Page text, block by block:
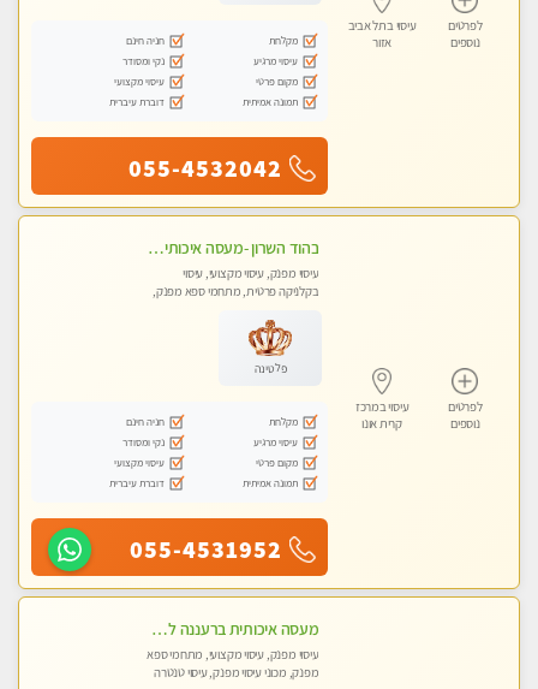
לפרטים
נוספים
עיסוי בתל אביב
אזור
מקלחת
חניה חינם
עיסוי מרגיע
נקי ומסודר
מקום פרטי
עיסוי מקצועי
תמונה אמיתית
דוברת עיברית
055-4532042
לפרטים
נוספים
עיסוי במרכז
קרית אונו
בהוד השרון -מעסה איכותית למאסז מקצועי ומפנק לכל שרירי הגוף
עיסוי מפנק, עיסוי מקצועי, עיסוי
בקלניקה פרטית, מתחמי ספא מפנק,
פלטינה
מקלחת
חניה חינם
עיסוי מרגיע
נקי ומסודר
מקום פרטי
עיסוי מקצועי
תמונה אמיתית
דוברת עיברית
055-4531952
מעסה איכותית ברעננה למאסז מקצועי ומפנק לכל שרירי הגוף
עיסוי מפנק, עיסוי מקצועי, מתחמי ספא
מפנק, מכוני עיסוי מפנק, עיסוי טנטרה